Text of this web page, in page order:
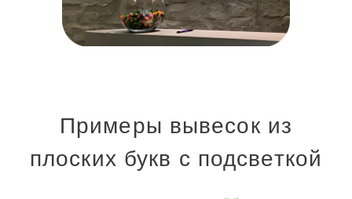
Примеры вывесок из
плоских букв с подсветкой